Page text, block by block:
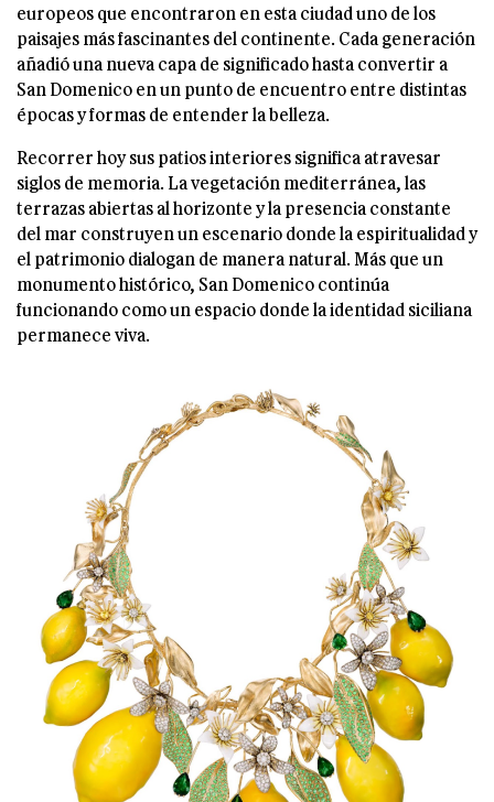
europeos que encontraron en esta ciudad uno de los
paisajes más fascinantes del continente. Cada generación
añadió una nueva capa de significado hasta convertir a
San Domenico en un punto de encuentro entre distintas
épocas y formas de entender la belleza.
Recorrer hoy sus patios interiores significa atravesar
siglos de memoria. La vegetación mediterránea, las
terrazas abiertas al horizonte y la presencia constante
del mar construyen un escenario donde la espiritualidad y
el patrimonio dialogan de manera natural. Más que un
monumento histórico, San Domenico continúa
funcionando como un espacio donde la identidad siciliana
permanece viva.